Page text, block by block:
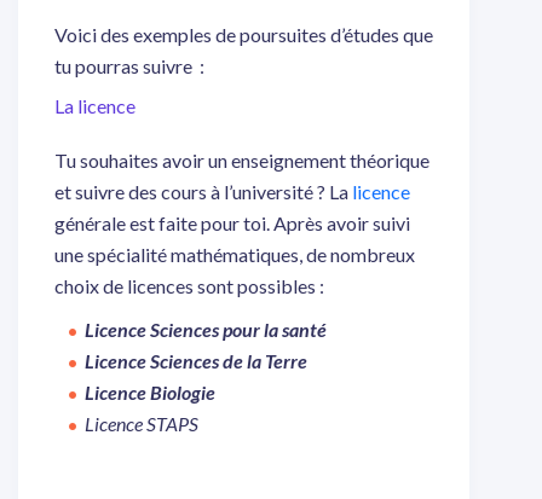
Voici des exemples de poursuites d’études que
tu pourras suivre :
La licence
Tu souhaites avoir un enseignement théorique
et suivre des cours à l’université ? La licence
générale est faite pour toi. Après avoir suivi
une spécialité mathématiques, de nombreux
choix de licences sont possibles :
Licence Sciences pour la santé
Licence Sciences de la Terre
Licence Biologie
Licence STAPS